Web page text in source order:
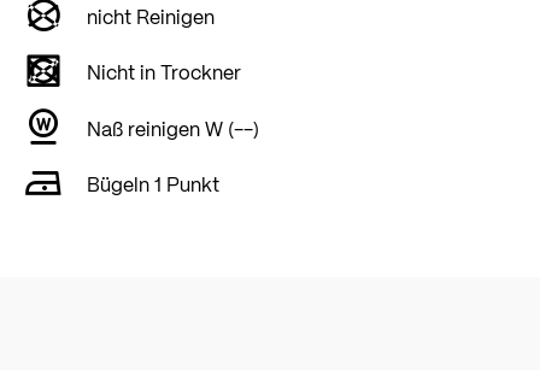
nicht Reinigen
Nicht in Trockner
Naß reinigen W (--)
Bügeln 1 Punkt